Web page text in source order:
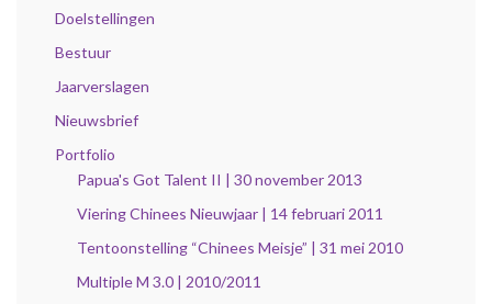
Doelstellingen
Bestuur
Jaarverslagen
Nieuwsbrief
Portfolio
Papua's Got Talent II | 30 november 2013
Viering Chinees Nieuwjaar | 14 februari 2011
Tentoonstelling “Chinees Meisje” | 31 mei 2010
Multiple M 3.0 | 2010/2011